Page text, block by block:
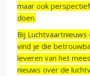
maar ook
doen.
Bij
vind je die
leveren van het
nieuws over de